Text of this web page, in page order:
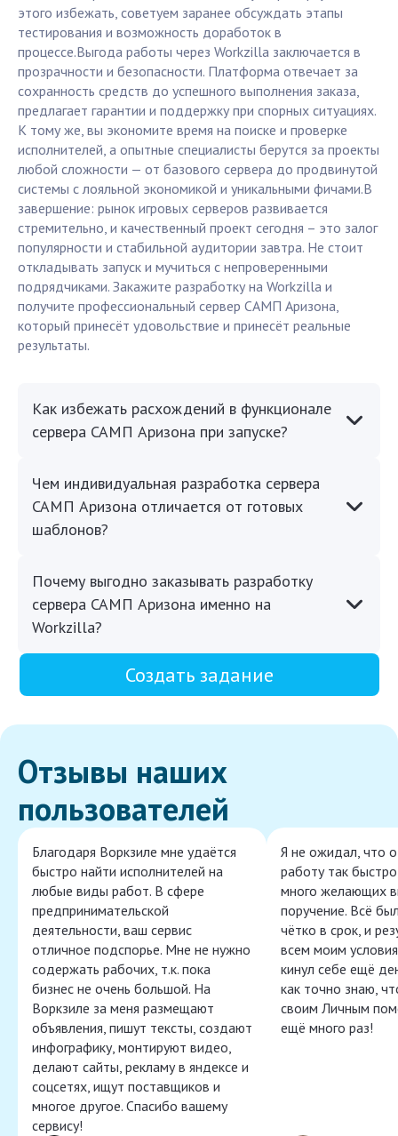
этого избежать, советуем заранее обсуждать этапы
тестирования и возможность доработок в
процессе.Выгода работы через Workzilla заключается в
прозрачности и безопасности. Платформа отвечает за
сохранность средств до успешного выполнения заказа,
предлагает гарантии и поддержку при спорных ситуациях.
К тому же, вы экономите время на поиске и проверке
исполнителей, а опытные специалисты берутся за проекты
любой сложности — от базового сервера до продвинутой
системы с лояльной экономикой и уникальными фичами.В
завершение: рынок игровых серверов развивается
стремительно, и качественный проект сегодня – это залог
популярности и стабильной аудитории завтра. Не стоит
откладывать запуск и мучиться с непроверенными
подрядчиками. Закажите разработку на Workzilla и
получите профессиональный сервер САМП Аризона,
который принесёт удовольствие и принесёт реальные
результаты.
Как избежать расхождений в функционале
сервера САМП Аризона при запуске?
Чем индивидуальная разработка сервера
САМП Аризона отличается от готовых
шаблонов?
Почему выгодно заказывать разработку
сервера САМП Аризона именно на
Workzilla?
Создать задание
Отзывы наших
пользователей
Благодаря Воркзиле мне удаётся
быстро найти исполнителей на
любые виды работ. В сфере
предпринимательской
деятельности, ваш сервис
отличное подспорье. Мне не нужно
содержать рабочих, т.к. пока
бизнес не очень большой. На
Воркзиле за меня размещают
объявления, пишут тексты, создают
инфографику, монтируют видео,
делают сайты, рекламу в яндексе и
соцсетях, ищут поставщиков и
многое другое. Спасибо вашему
сервису!
Я не ожидал, что
работу так
много желающих
поручение. Всё
чётко в срок, и
всем моим
кинул себе ещё
как точно знаю,
своим Личным
ещё много раз!